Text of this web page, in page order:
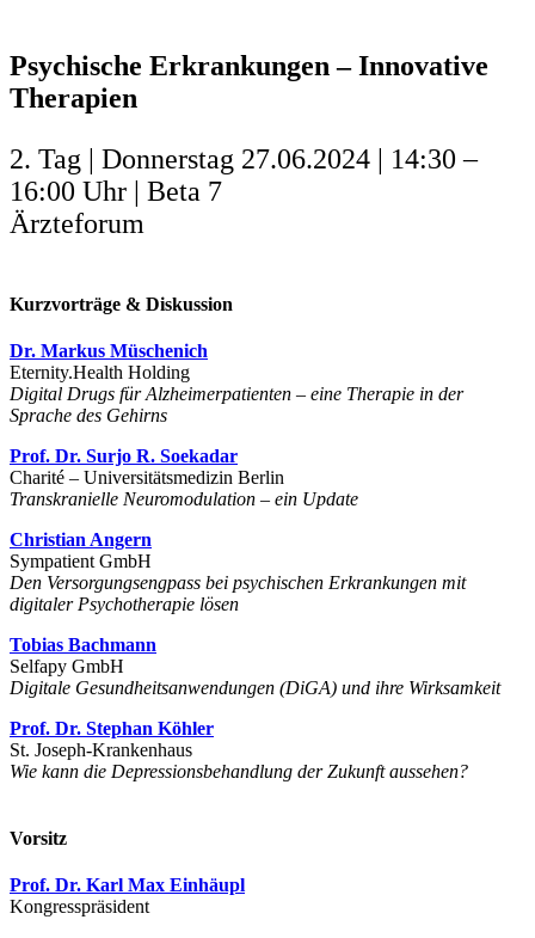
Psychische Erkrankungen – Innovative
Therapien
2. Tag | Donnerstag 27.06.2024 | 14:30 –
16:00 Uhr | Beta 7
Ärzteforum
Kurzvorträge & Diskussion
Dr. Markus Müschenich
Eternity.Health Holding
Digital Drugs für Alzheimerpatienten – eine Therapie in der
Sprache des Gehirns
Prof. Dr. Surjo R. Soekadar
Charité – Universitätsmedizin Berlin
Transkranielle Neuromodulation – ein Update
Christian Angern
Sympatient GmbH
Den Versorgungsengpass bei psychischen Erkrankungen mit
digitaler Psychotherapie lösen
Tobias Bachmann
Selfapy GmbH
Digitale Gesundheitsanwendungen (DiGA) und ihre Wirksamkeit
Prof. Dr. Stephan Köhler
St. Joseph-Krankenhaus
Wie kann die Depressionsbehandlung der Zukunft aussehen?
Vorsitz
Prof. Dr. Karl Max Einhäupl
Kongresspräsident